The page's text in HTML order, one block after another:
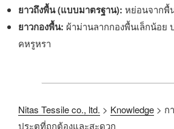
ยาวถึงพื้น (แบบมาตรฐาน): หย่อนจากพื้
ยาวกองพื้น: ผ้าม่านลากกองพื้นเล็กน้อย
คหรูหรา
Nitas Tessile co., ltd. > Knowledge > ก
ประตูที่ถูกต้องและสะดวก